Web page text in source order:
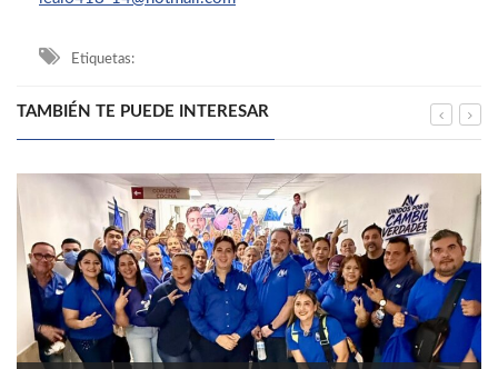
Etiquetas:
TAMBIÉN TE PUEDE INTERESAR